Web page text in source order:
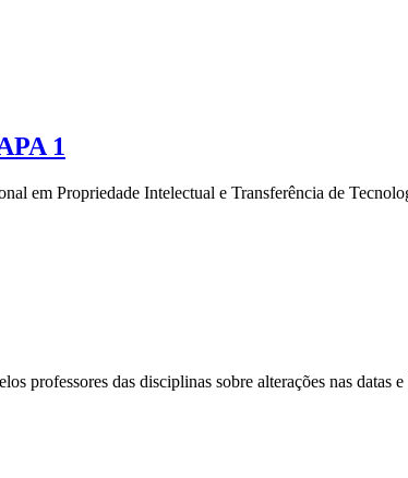
1
em Propriedade Intelectual e Transferência de
professores das disciplinas sobre alterações nas datas